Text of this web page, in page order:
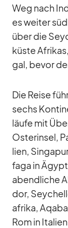
Weg nach
es wei­ter
über die
küste
gal, be­vor
Die Reise
sechs
läufe mit
Os­ter­in­sel,
lien,
faga in
abend­li­che
dor,
afrika,
Rom in